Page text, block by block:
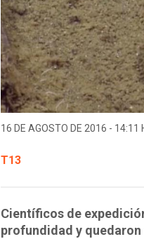
16 DE AGOSTO DE 2016 - 14:11
T13
Científicos de
profundidad y